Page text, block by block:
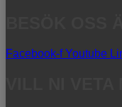
Facebook-f Youtube